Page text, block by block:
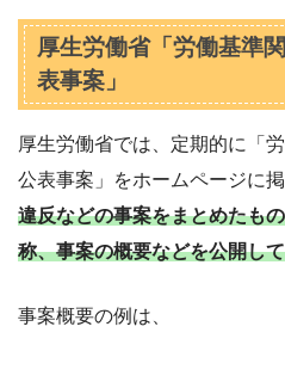
厚生労働省「労働基準
表事案」
厚生労働省では、定期的に「
公表事案」をホームページに
違反などの事案をまとめたも
称、事案の概要などを公開し
事案概要の例は、